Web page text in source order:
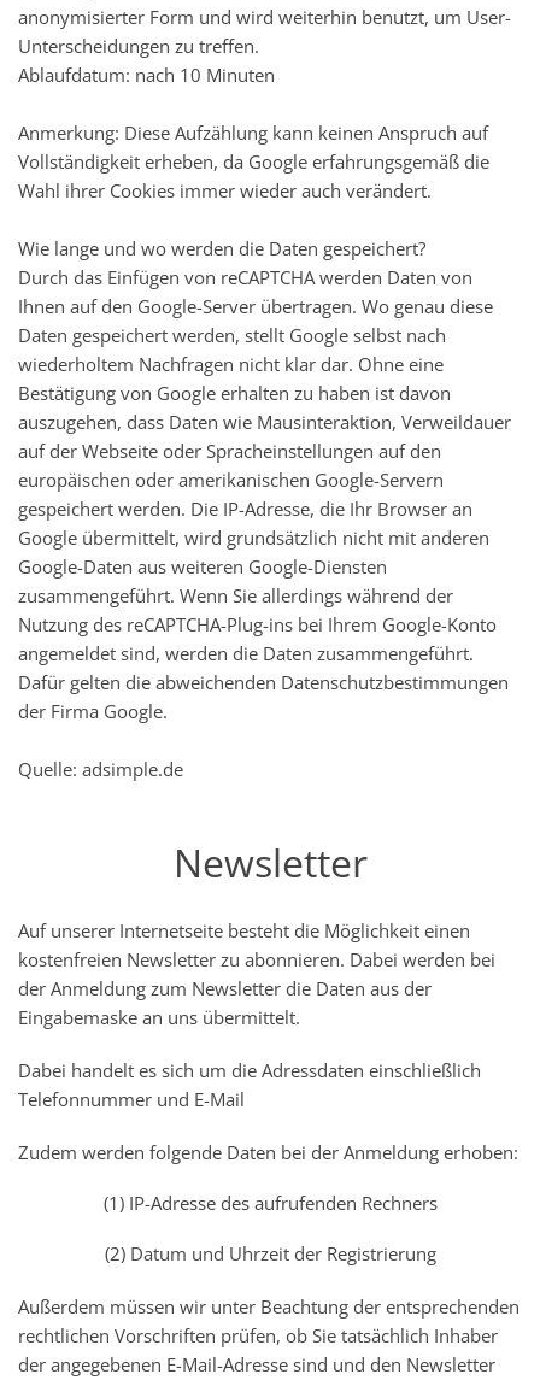
anonymisierter Form und wird weiterhin benutzt, um User-
Unterscheidungen zu treffen.
Ablaufdatum: nach 10 Minuten
Anmerkung: Diese Aufzählung kann keinen Anspruch auf
Vollständigkeit erheben, da Google erfahrungsgemäß die
Wahl ihrer Cookies immer wieder auch verändert.
Wie lange und wo werden die Daten gespeichert?
Durch das Einfügen von reCAPTCHA werden Daten von
Ihnen auf den Google-Server übertragen. Wo genau diese
Daten gespeichert werden, stellt Google selbst nach
wiederholtem Nachfragen nicht klar dar. Ohne eine
Bestätigung von Google erhalten zu haben ist davon
auszugehen, dass Daten wie Mausinteraktion, Verweildauer
auf der Webseite oder Spracheinstellungen auf den
europäischen oder amerikanischen Google-Servern
gespeichert werden. Die IP-Adresse, die Ihr Browser an
Google übermittelt, wird grundsätzlich nicht mit anderen
Google-Daten aus weiteren Google-Diensten
zusammengeführt. Wenn Sie allerdings während der
Nutzung des reCAPTCHA-Plug-ins bei Ihrem Google-Konto
angemeldet sind, werden die Daten zusammengeführt.
Dafür gelten die abweichenden Datenschutzbestimmungen
der Firma Google.
Quelle: adsimple.de
Newsletter
Auf unserer Internetseite besteht die Möglichkeit einen
kostenfreien Newsletter zu abonnieren. Dabei werden bei
der Anmeldung zum Newsletter die Daten aus der
Eingabemaske an uns übermittelt.
Dabei handelt es sich um die Adressdaten einschließlich
Telefonnummer und E-Mail
Zudem werden folgende Daten bei der Anmeldung erhoben:
(1) IP-Adresse des aufrufenden Rechners
(2) Datum und Uhrzeit der Registrierung
Außerdem müssen wir unter Beachtung der entsprechenden
rechtlichen Vorschriften prüfen, ob Sie tatsächlich Inhaber
der angegebenen E-Mail-Adresse sind und den Newsletter